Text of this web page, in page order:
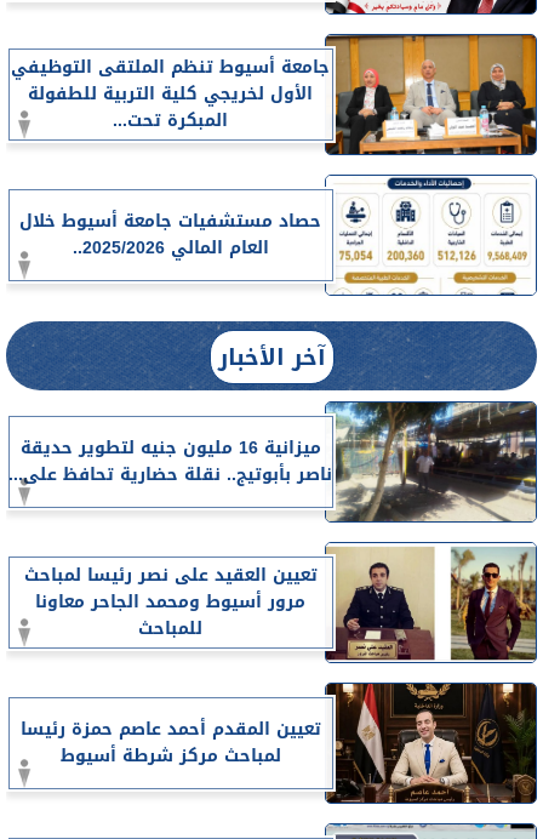
جامعة أسيوط تنظم الملتقى التوظيفي
الأول لخريجي كلية التربية للطفولة
المبكرة تحت...
حصاد مستشفيات جامعة أسيوط خلال
العام المالي 2025/2026..
آخر الأخبار
ميزانية 16 مليون جنيه لتطوير حديقة
ناصر بأبوتيج.. نقلة حضارية تحافظ على...
تعيين العقيد على نصر رئيسا لمباحث
مرور أسيوط ومحمد الجاحر معاونا
للمباحث
تعيين المقدم أحمد عاصم حمزة رئيسا
لمباحث مركز شرطة أسيوط